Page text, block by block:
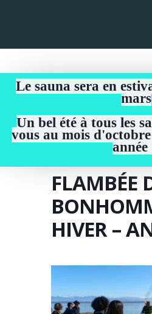
Le sauna sera en
mars
Un bel été à tous les
vous au mois
année
FLAMBÉE
HIVER –